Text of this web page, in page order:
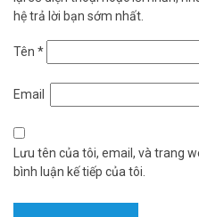
hệ trả lời bạn sớm nhất.
Tên *
Email
Lưu tên của tôi, email, và trang
bình luận kế tiếp của tôi.